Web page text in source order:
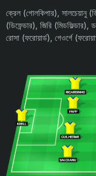
ক্রেল (গোলকিপার), সালচেয়ানু
(ডিফেন্ডার), জিরি (মিডফিল্ডার),
রোসা (ফরোয়ার্ড), গেওর্গে